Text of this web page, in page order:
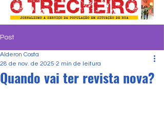
Post
Quando vai ter revista nova?
Alderon Costa
28 de nov. de 2025 2 min de leitura